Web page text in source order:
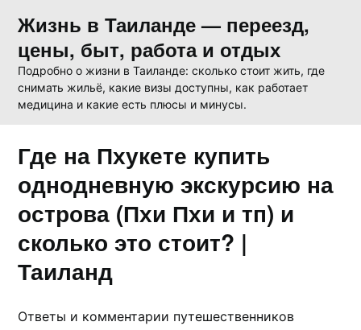
content
Жизнь в Таиланде — переезд,
цены, быт, работа и отдых
Подробно о жизни в Таиланде: сколько стоит жить, где
снимать жильё, какие визы доступны, как работает
медицина и какие есть плюсы и минусы.
Где на Пхукете купить
однодневную экскурсию на
острова (Пхи Пхи и тп) и
сколько это стоит? |
Таиланд
Ответы и комментарии путешественников